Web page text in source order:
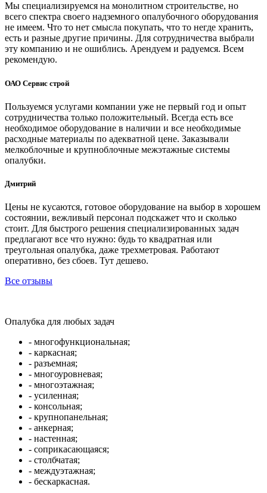
Мы специализируемся на монолитном строительстве, но
всего спектра своего надземного опалубочного оборудования
не имеем. Что то нет смысла покупать, что то негде хранить,
есть и разные другие причины. Для сотрудничества выбрали
эту компанию и не ошиблись. Арендуем и радуемся. Всем
рекомендую.
ОАО Сервис строй
Пользуемся услугами компании уже не первый год и опыт
сотрудничества только положительный. Всегда есть все
необходимое оборудование в наличии и все необходимые
расходные материалы по адекватной цене. Заказывали
мелкоблочные и крупноблочные межэтажные системы
опалубки.
Дмитрий
Цены не кусаются, готовое оборудование на выбор в хорошем
состоянии, вежливый персонал подскажет что и сколько
стоит. Для быстрого решения специализированных задач
предлагают все что нужно: будь то квадратная или
треугольная опалубка, даже трехметровая. Работают
оперативно, без сбоев. Тут дешево.
Все отзывы
Опалубка для любых задач
- многофункциональная;
- каркасная;
- разъемная;
- многоуровневая;
- многоэтажная;
- усиленная;
- консольная;
- крупнопанельная;
- анкерная;
- настенная;
- соприкасающаяся;
- столбчатая;
- междуэтажная;
- бескаркасная.